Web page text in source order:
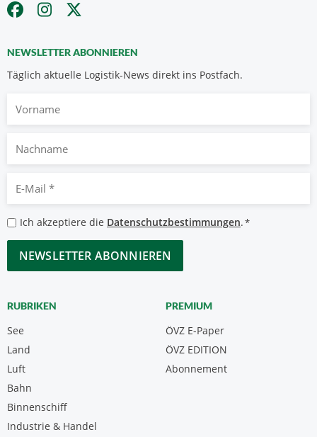
NEWSLETTER ABONNIEREN
Täglich aktuelle Logistik-News direkt ins Postfach.
Nachname
Mail
*
Datenschutzbestimmungen
*
Ich akzeptiere die Datenschutzbestimmungen.*
CAPTCHA
RUBRIKEN
See
Land
Luft
Bahn
Binnenschiff
Industrie & Handel
PREMIUM
ÖVZ E-Paper
Abonnement
ÖVZ EDITION